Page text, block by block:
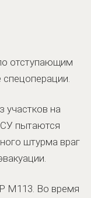
отступающим
участков на
пытаются
штурма враг
M113. Во время